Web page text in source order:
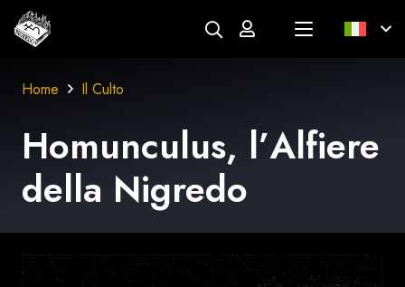
Home Il Culto
Homunculus, l’Alfiere
della Nigredo